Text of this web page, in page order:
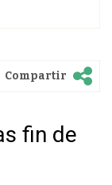
Compartir
fin de